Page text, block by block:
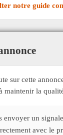
notre guide
sur cette
maintenir la
envoyer un
avec le